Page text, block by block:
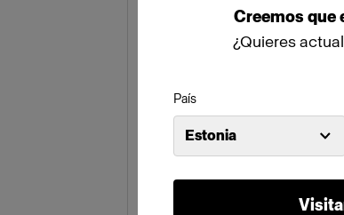
Creemos que
¿Quieres
País
Estonia
Contraseña
Recordarme